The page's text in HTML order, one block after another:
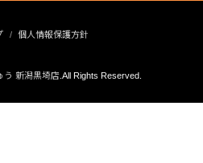
個人情報保護方針
う 新潟黒埼店 .All Rights Reserved.